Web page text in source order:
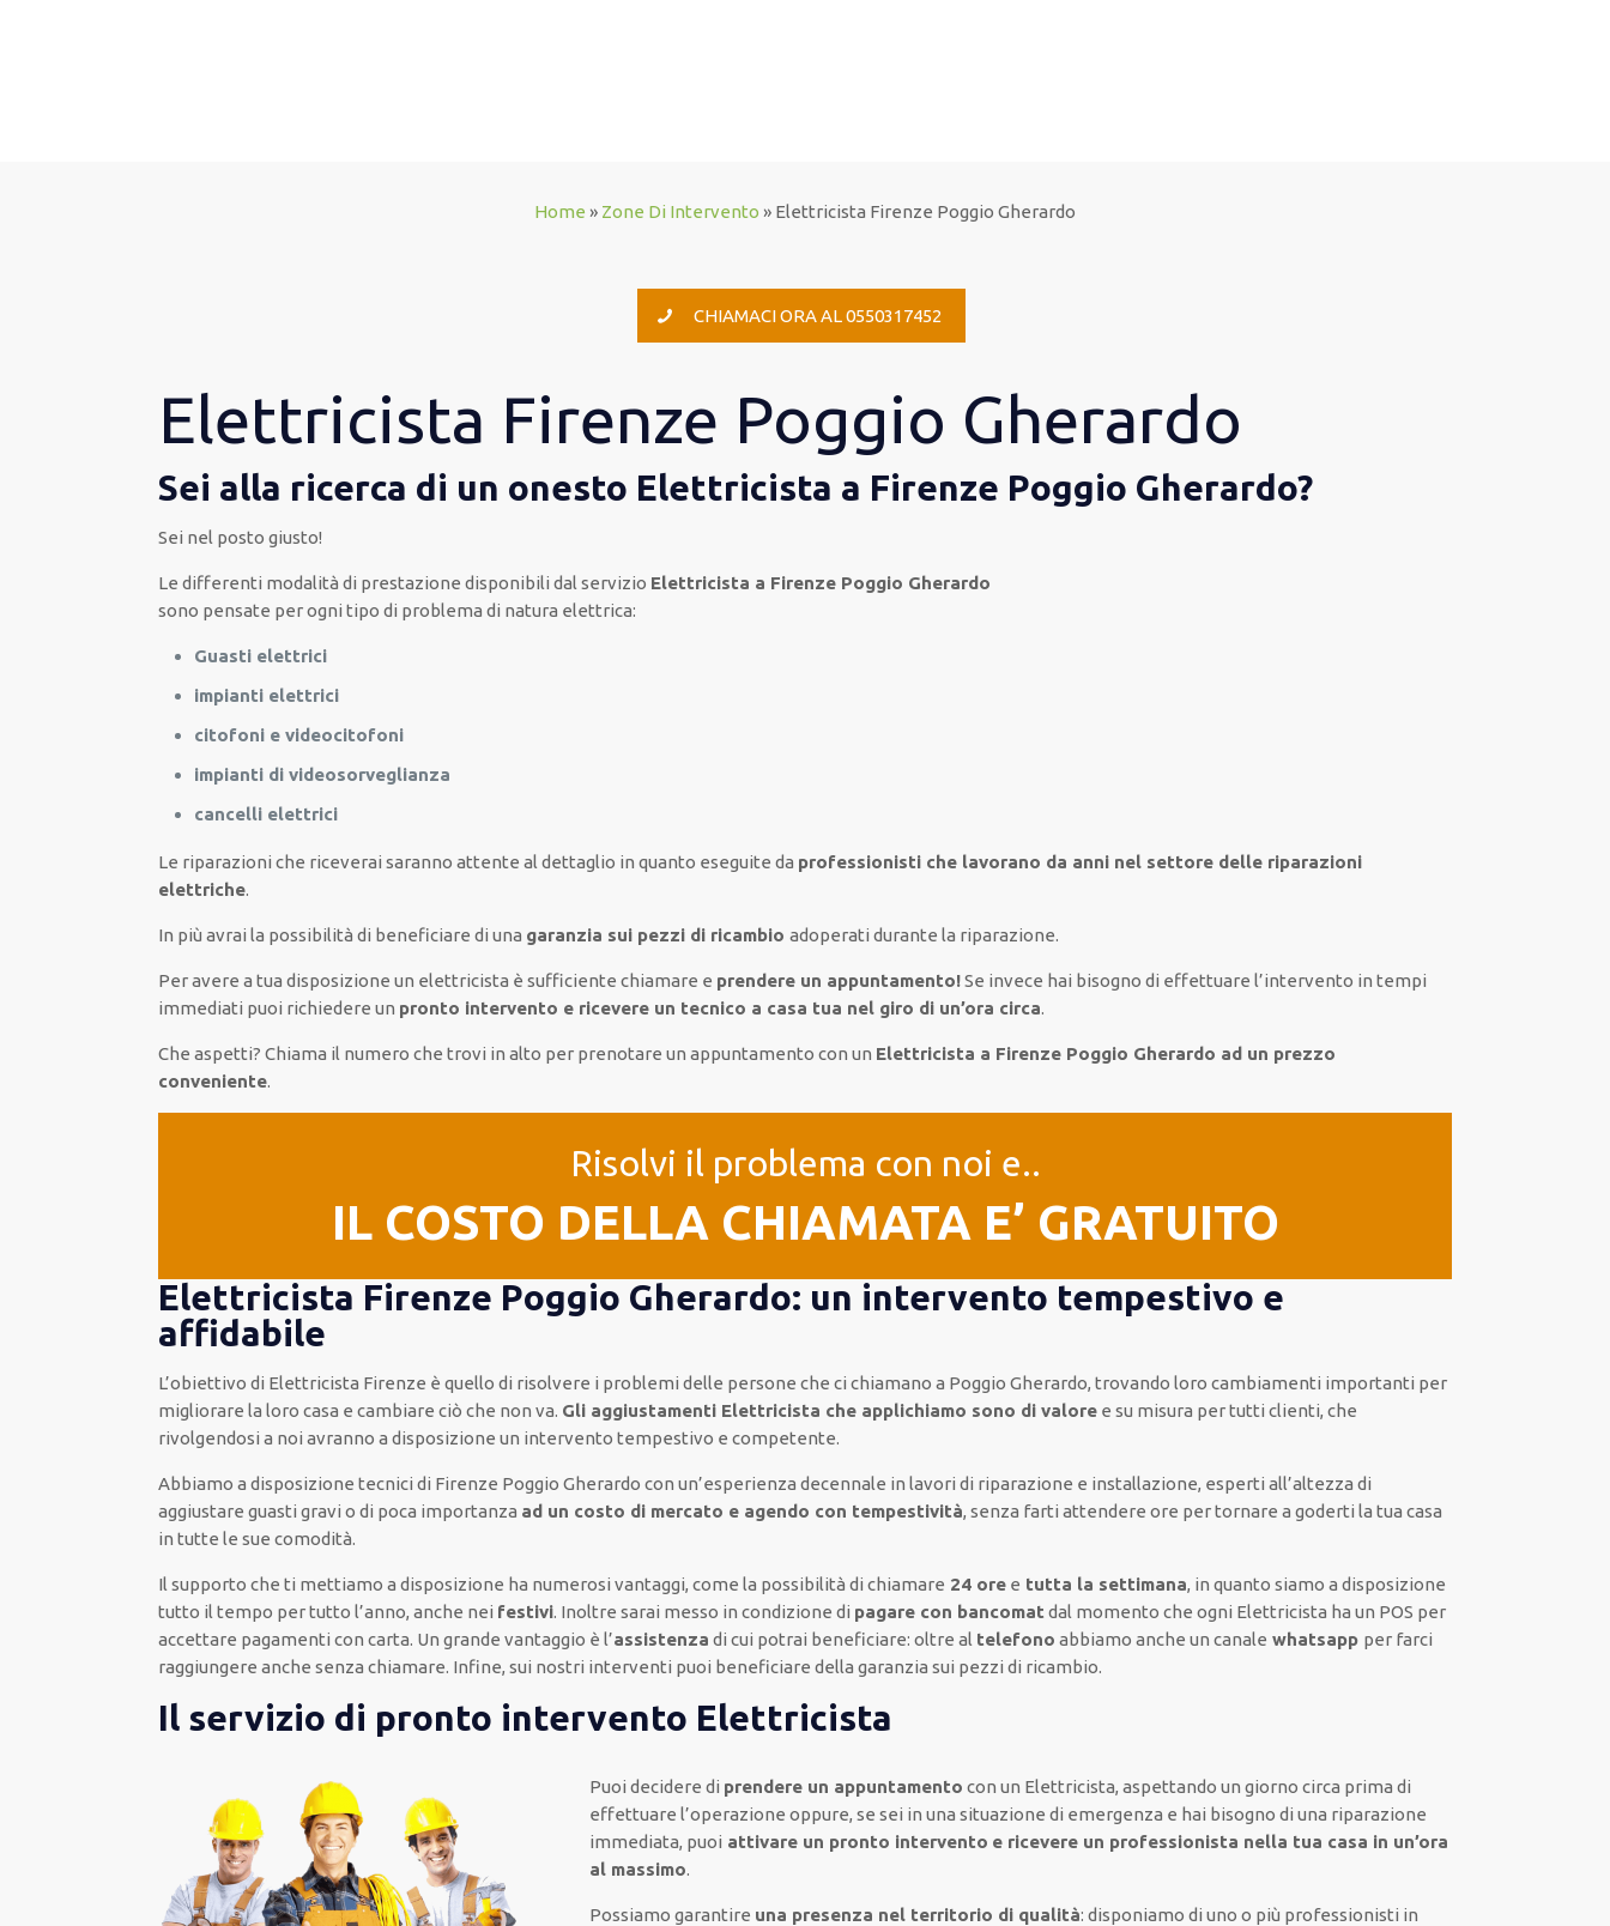
Home » Zone Di Intervento » Elettricista Firenze Poggio Gherardo
CHIAMACI ORA AL 0550317452
Elettricista Firenze Poggio Gherardo
Sei alla ricerca di un onesto Elettricista a Firenze Poggio Gherardo?
Sei nel posto giusto!
Ledifferenti modalità di prestazione disponibili dal servizio Elettricista a Firenze Poggio Gherardo
sono pensate perogni tipo di problema di natura elettrica:
Guasti elettrici
impianti elettrici
citofoni e videocitofoni
impianti di videosorveglianza
cancelli elettrici
Le riparazioni che riceverai sarannoattente al dettaglio in quanto eseguite da professionisti che lavorano da anni nel settore delle riparazioni
elettriche.
In più avrai la possibilità di beneficiare di una garanzia sui pezzi di ricambioadoperati durante la riparazione.
Per averea tua disposizione un elettricista è sufficiente chiamare e prendere un appuntamento!Se invece hai bisogno di effettuare l’intervento in tempi
immediati puoi richiedere un pronto intervento e ricevere un tecnico a casa tua nel giro di un’ora circa.
Che aspetti? Chiama il numero che trovi in alto per prenotare un appuntamento con un Elettricista a Firenze Poggio Gherardo ad un prezzo
conveniente.
Risolvi il problema con noi e..
IL COSTO DELLA CHIAMATA E’ GRATUITO
Elettricista Firenze Poggio Gherardo: un intervento tempestivo e
affidabile
L’obiettivo di Elettricista Firenze è quello di risolvere i problemi delle persone checi chiamano a Poggio Gherardo, trovando lorocambiamenti importanti per
migliorare la loro casa e cambiare ciò che non va. Gli aggiustamenti Elettricista che applichiamo sono di valore esu misura per tutti clienti, che
rivolgendosi a noi avranno a disposizione un interventotempestivo e competente.
Abbiamo a disposizionetecnici di Firenze Poggio Gherardo con un’esperienza decennale in lavori di riparazione e installazione, espertiall’altezza di
aggiustare guasti gravi o di poca importanza ad un costo di mercato e agendo con tempestività, senza fartiattendere ore per tornare a goderti la tua casa
in tutte le sue comodità.
Il supporto che ti mettiamo a disposizione ha numerosi vantaggi, come la possibilità di chiamare 24 ore e tutta la settimana, in quanto siamo a disposizione
tutto il tempo pertutto l’anno, anche nei festivi. Inoltresarai messo in condizione di pagare con bancomat dal momento che ogni Elettricista haun POS per
accettare pagamenticon carta. Un grande vantaggio è l’assistenza di cui potrai beneficiare: oltre al telefono abbiamo anche uncanale whatsapp per farci
raggiungere anche senza chiamare. Infine,sui nostri interventi puoi beneficiare dellagaranzia sui pezzi di ricambio.
Il servizio di pronto intervento Elettricista
Puoi decidere di prendereun appuntamento con un Elettricista, aspettando un giorno circa prima di
effettuare l’operazione oppure, se sei in una situazione di emergenza e hai bisogno di una riparazione
immediata, puoi attivareun pronto intervento e ricevere un professionista nella tua casa in un’ora
al massimo.
Possiamo garantire una presenza nel territorio di qualità: disponiamo di uno o più professionisti in